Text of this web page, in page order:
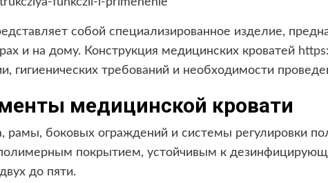
собой специализированное изделие,
и на дому. Конструкция медицинских кроватей
гигиенических требований и необходимости
медицинской кровати
рамы, боковых ограждений и системы регулировки
покрытием, устойчивым к
до пяти.